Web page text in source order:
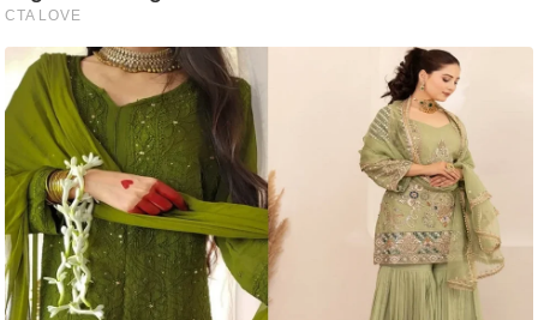
ति
ष
प्र
भु
म
हि
मा
/
ध
र्म